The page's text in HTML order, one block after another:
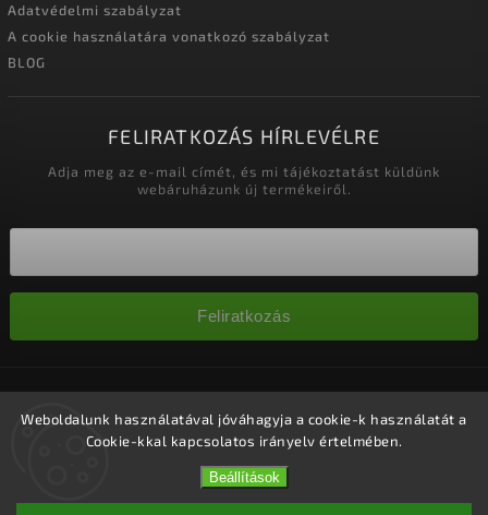
Weboldalunk használatával jóváhagyja a cookie-k használatát a
Cookie-kkal kapcsolatos irányelv értelmében.
Beállítások
Adatvédelmi szabályzat
A cookie használatára vonatkozó szabályzat
BLOG
FELIRATKOZÁS HÍRLEVÉLRE
Adja meg az e-mail címét, és mi tájékoztatást küldünk
webáruházunk új termékeiről.
Feliratkozás
fenntartva.
Süti beállítások szerkesztése
Shoptet| DesignShoptak.cz.